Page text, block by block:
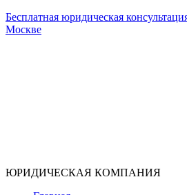
Бесплатная юридическая
Москве
ЮРИДИЧЕСКАЯ КОМПАНИЯ